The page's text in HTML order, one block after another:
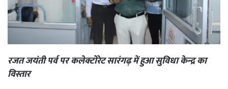
रजत जयंती पर्व पर कलेक्टोरेट सारंगढ़ में हुआ सुविधा केन्द्र का
विस्तार